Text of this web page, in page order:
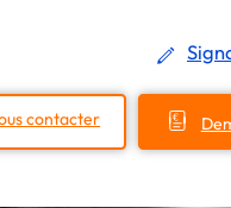
contacter